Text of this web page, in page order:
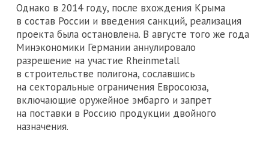
Однако в 2014 году, после вхождения Крыма
в состав России и введения санкций, реализация
проекта была остановлена. В августе того же года
Минэкономики Германии аннулировало
разрешение на участие Rheinmetall
в строительстве полигона, сославшись
на секторальные ограничения Евросоюза,
включающие оружейное эмбарго и запрет
на поставки в Россию продукции двойного
назначения.